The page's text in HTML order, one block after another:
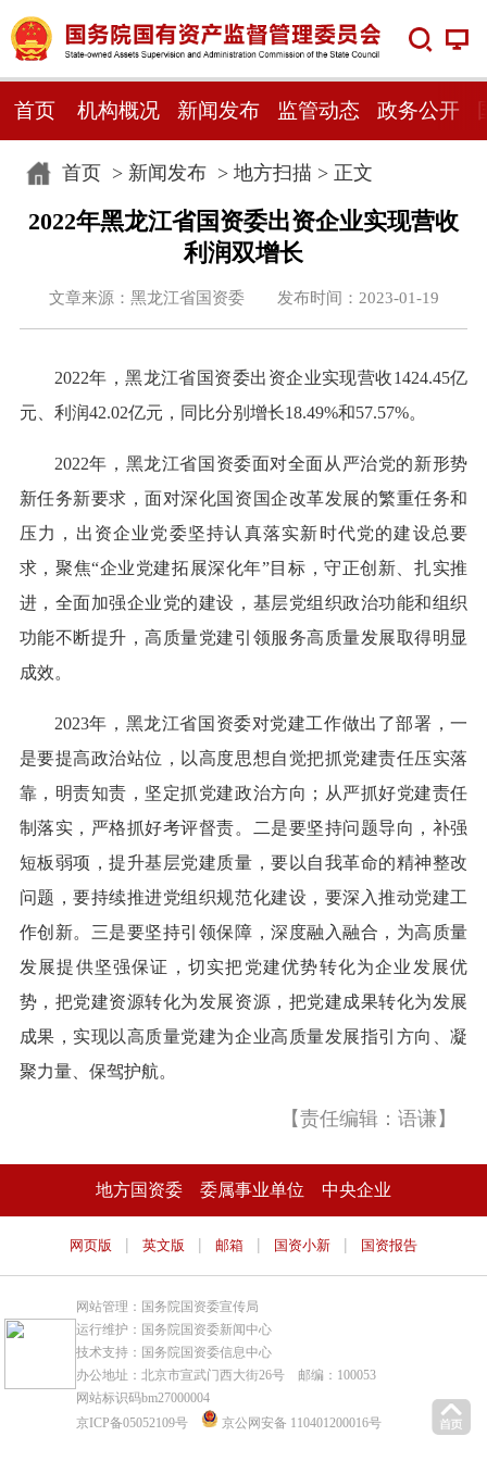
首页 机构概况 新闻发布 监管动态 政务公开
首页> 新闻发布> 地方扫描 > 正文
2022年黑龙江省国资委出资企业实现营收
利润双增长
文章来源：黑龙江省国资委 发布时间：2023-01-19
2022年，黑龙江省国资委出资企业实现营收1424.45亿
元、利润42.02亿元，同比分别增长18.49%和57.57%。
2022年，黑龙江省国资委面对全面从严治党的新形势
新任务新要求，面对深化国资国企改革发展的繁重任务和
压力，出资企业党委坚持认真落实新时代党的建设总要
求，聚焦“企业党建拓展深化年”目标，守正创新、扎实推
进，全面加强企业党的建设，基层党组织政治功能和组织
功能不断提升，高质量党建引领服务高质量发展取得明显
成效。
2023年，黑龙江省国资委对党建工作做出了部署，一
是要提高政治站位，以高度思想自觉把抓党建责任压实落
靠，明责知责，坚定抓党建政治方向；从严抓好党建责任
制落实，严格抓好考评督责。二是要坚持问题导向，补强
短板弱项，提升基层党建质量，要以自我革命的精神整改
问题，要持续推进党组织规范化建设，要深入推动党建工
作创新。三是要坚持引领保障，深度融入融合，为高质量
发展提供坚强保证，切实把党建优势转化为企业发展优
势，把党建资源转化为发展资源，把党建成果转化为发展
成果，实现以高质量党建为企业高质量发展指引方向、凝
聚力量、保驾护航。
【责任编辑：语谦】
地方国资委 委属事业单位 中央企业
网页版 | 英文版 | 邮箱 | 国资小新 | 国资报告
网站管理：国务院国资委宣传局
运行维护：国务院国资委新闻中心
技术支持：国务院国资委信息中心
办公地址：北京市宣武门西大街26号 邮编：100053
网站标识码bm27000004
京ICP备05052109号
京公网安备 110401200016号